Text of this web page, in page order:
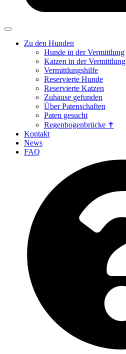
Zu den Hunden
Hunde in der Vermittlung
Katzen in der Vermittlung
Vermittlungshilfe
Reservierte Hunde
Reservierte Katzen
Zuhause gefunden
Über Patenschaften
Paten gesucht
Regenbogenbrücke ✝
Kontakt
News
FAQ